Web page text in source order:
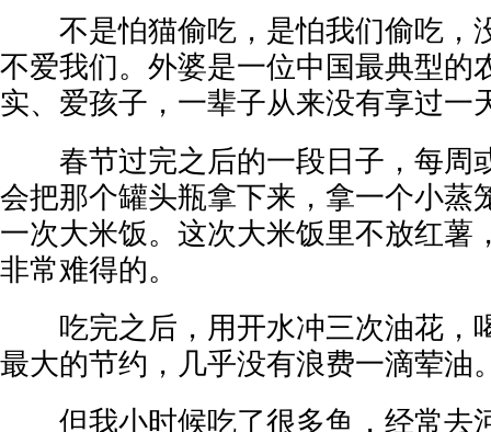
不是怕猫偷吃，是怕我们偷吃，
不爱我们。外婆是一位中国最典型的
实、爱孩子，一辈子从来没有享过一
春节过完之后的一段日子，每周
会把那个罐头瓶拿下来，拿一个小蒸
一次大米饭。这次大米饭里不放红薯
非常难得的。
吃完之后，用开水冲三次油花，
最大的节约，几乎没有浪费一滴荤油
但我小时候吃了很多鱼，经常去